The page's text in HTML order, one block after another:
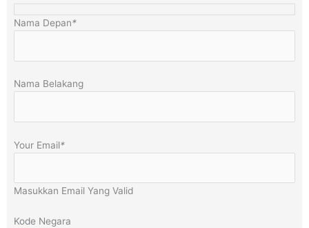
Nama Depan*
Nama Belakang
Your Email*
Masukkan Email Yang Valid
Kode Negara